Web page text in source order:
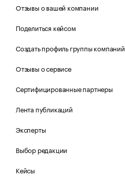
Отзывы о вашей компании
Поделиться кейсом
Создать профиль группы компаний
Отзывы о сервисе
Сертифицированные партнеры
Лента публикаций
Эксперты
Выбор редакции
Кейсы